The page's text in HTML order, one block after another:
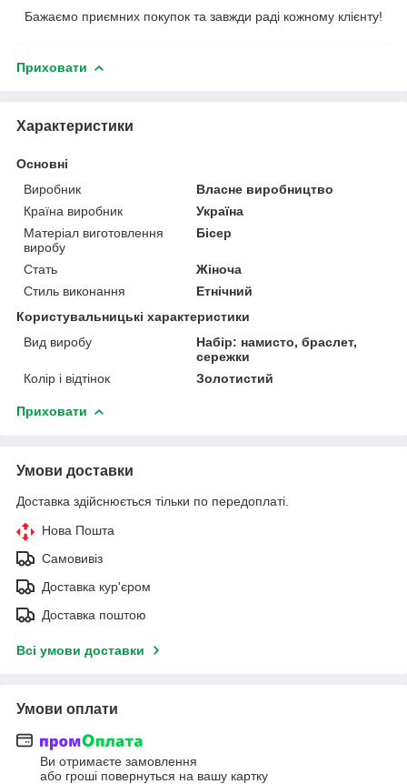
Бажаємо приємних покупок та завжди раді кожному клієнту!
Приховати
Характеристики
Основні
Виробник
Власне виробництво
Країна виробник
Україна
Матеріал виготовлення
виробу
Бісер
Стать
Жіноча
Стиль виконання
Етнічний
Користувальницькі характеристики
Вид виробу
Набір: намисто, браслет,
сережки
Колір і відтінок
Золотистий
Приховати
Умови доставки
Доставка здійснюється тільки по передоплаті.
Нова Пошта
Самовивіз
Доставка кур'єром
Доставка поштою
Всі умови доставки
Умови оплати
Ви отримаєте замовлення
або гроші повернуться на вашу картку